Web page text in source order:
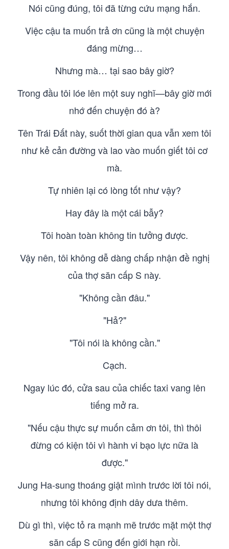
Nói cũng đúng, tôi đã từng cứu mạng hắn.
Việc cậu ta muốn trả ơn cũng là một chuyện
đáng mừng…
Nhưng mà… tại sao bây giờ?
Trong đầu tôi lóe lên một suy nghĩ—bây giờ mới
nhớ đến chuyện đó à?
Tên Trái Đất này, suốt thời gian qua vẫn xem tôi
như kẻ cản đường và lao vào muốn giết tôi cơ
mà.
Tự nhiên lại có lòng tốt như vậy?
Hay đây là một cái bẫy?
Tôi hoàn toàn không tin tưởng được.
Vậy nên, tôi không dễ dàng chấp nhận đề nghị
của thợ săn cấp S này.
"Không cần đâu."
"Hả?"
"Tôi nói là không cần."
Cạch.
Ngay lúc đó, cửa sau của chiếc taxi vang lên
tiếng mở ra.
"Nếu cậu thực sự muốn cảm ơn tôi, thì thôi
đừng có kiện tôi vì hành vi bạo lực nữa là
được."
Jung Ha-sung thoáng giật mình trước lời tôi nói,
nhưng tôi không định dây dưa thêm.
Dù gì thì, việc tỏ ra mạnh mẽ trước mặt một thợ
săn cấp S cũng đến giới hạn rồi.